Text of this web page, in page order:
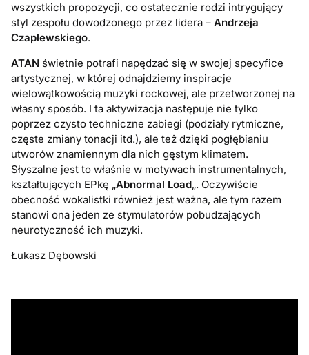
wszystkich propozycji, co ostatecznie rodzi intrygujący
styl zespołu dowodzonego przez lidera –Andrzeja
Czaplewskiego.
ATAN świetnie potrafi napędzać się w swojej specyfice
artystycznej, w której odnajdziemy inspiracje
wielowątkowością muzyki rockowej, ale przetworzonej na
własny sposób. I ta aktywizacja następuje nie tylko
poprzez czysto techniczne zabiegi (podziały rytmiczne,
częste zmiany tonacji itd.), ale też dzięki pogłębianiu
utworów znamiennym dla nich gęstym klimatem.
Słyszalne jest to właśnie w motywach instrumentalnych,
kształtujących EPkę „Abnormal Load„. Oczywiście
obecność wokalistki również jest ważna, ale tym razem
stanowi ona jeden ze stymulatorów pobudzających
neurotyczność ich muzyki.
Łukasz Dębowski